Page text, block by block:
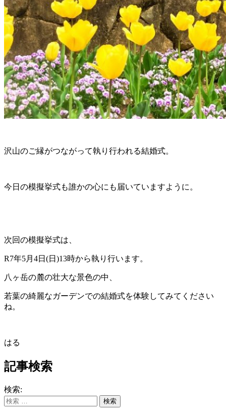
沢山のご縁がつながって執り行われる結婚式。
今日の模擬挙式も誰かの心にも届いていますように。
次回の模擬挙式は、
R7年5月4日(日)13時から執り行います。
八ヶ岳の麓の壮大な景色の中、
若葉の綺麗なガーデンでの結婚式を体験してみてください
ね。
はる
記事検索
検索: